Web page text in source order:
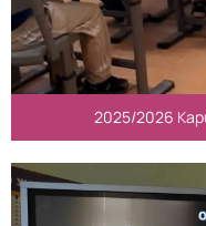
2025/2026